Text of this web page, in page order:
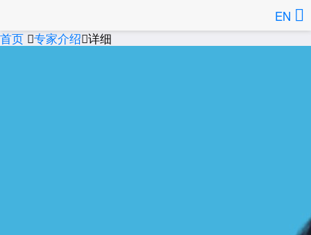
EN
首页 专家介绍详细